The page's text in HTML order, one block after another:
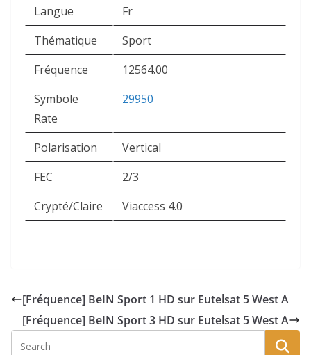
Langue
Fr
Thématique
Sport
Fréquence
12564.00
Symbole
Rate
29950
Polarisation
Vertical
FEC
2/3
Crypté/Claire
Viaccess 4.0
[Fréquence] BeIN Sport 1 HD sur Eutelsat 5 West A
[Fréquence] BeIN Sport 3 HD sur Eutelsat 5 West A